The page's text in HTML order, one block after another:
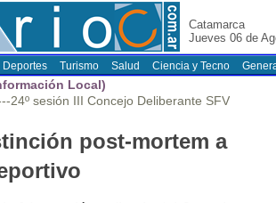
Catamarca
Jueves 06 de
Deportes Turismo Salud Ciencia y Tecno
Local)
24º sesión III Concejo Deliberante SFV
post-mortem a